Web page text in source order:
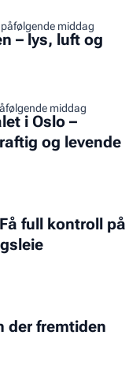
middag
– lys, luft og
middag
i Oslo –
og levende
full kontroll på
der fremtiden